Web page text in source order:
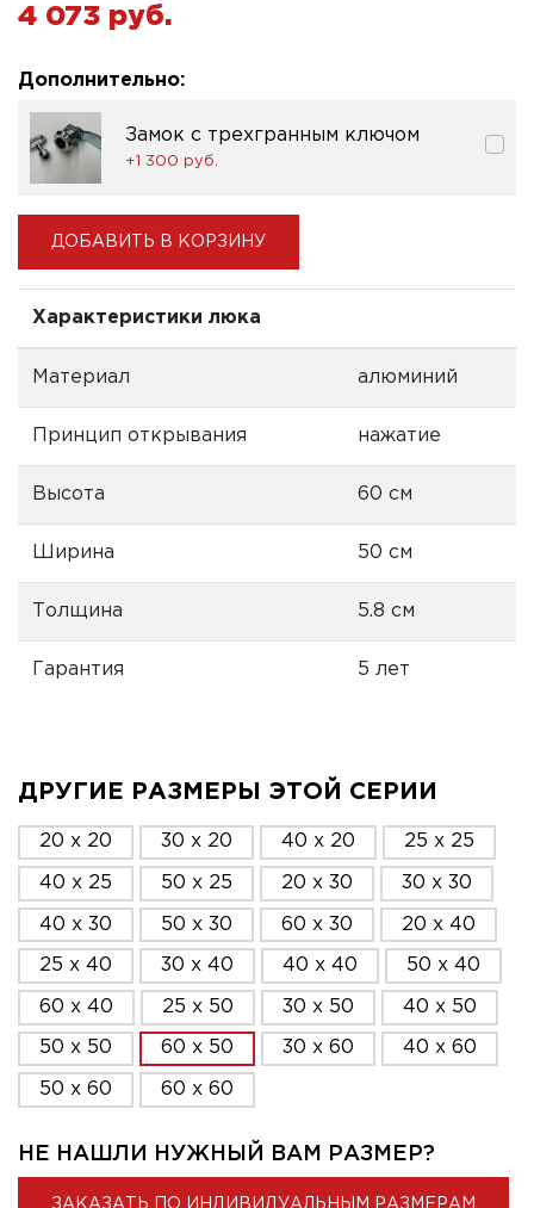
4 073 pуб.
Дополнительно:
Замок с трехгранным ключом
+1 300 pуб.
ДОБАВИТЬ В КОРЗИНУ
Характеристики люка
Материал алюминий
Принцип открывания нажатие
Высота 60 см
Ширина 50 см
Толщина 5.8 см
Гарантия 5 лет
ДРУГИЕ РАЗМЕРЫ ЭТОЙ СЕРИИ
20 x 20 30 x 20 40 x 20 25 x 25
40 x 25 50 x 25 20 x 30 30 x 30
40 x 30 50 x 30 60 x 30 20 x 40
25 x 40 30 x 40 40 x 40 50 x 40
60 x 40 25 x 50 30 x 50 40 x 50
50 x 50 60 x 50 30 x 60 40 x 60
50 x 60 60 x 60
НЕ НАШЛИ НУЖНЫЙ ВАМ РАЗМЕР?
ЗАКАЗАТЬ ПО ИНДИВИДУАЛЬНЫМ РАЗМЕРАМ